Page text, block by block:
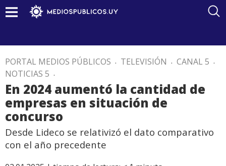
PORTAL MEDIOS PÚBLICOS . TELEVISIÓN . CANAL 5 .
NOTICIAS 5 .
En 2024 aumentó la cantidad de
empresas en situación de
concurso
Desde Lideco se relativizó el dato comparativo
con el año precedente